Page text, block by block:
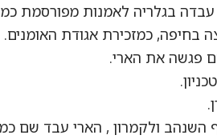
עבדה בגלריה לאמנות מפורסמת
כמזכירת אגודת האומנים.